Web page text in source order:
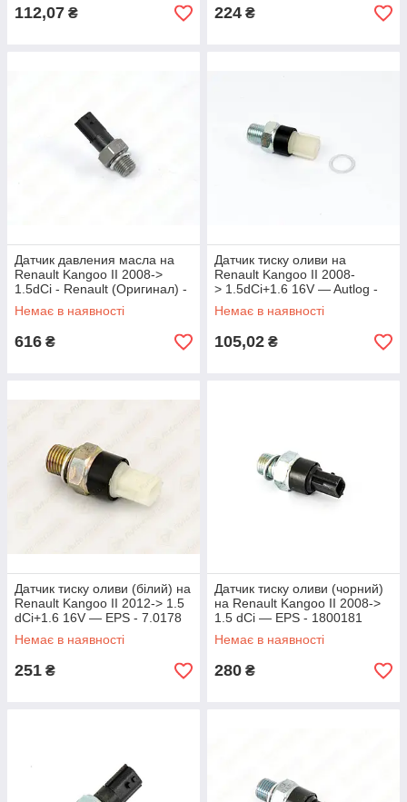
112,07 ₴ 224 ₴
Датчик давления масла на
Renault Kangoo II 2008->
1.5dCi - Renault (Оригинал) -
8200671275
Немає в наявності
616 ₴
Датчик тиску оливи на
Renault Kangoo II 2008-
> 1.5dCi+1.6 16V — Autlog -
AS2143
Немає в наявності
105,02 ₴
Датчик тиску оливи (білий) на
Renault Kangoo II 2012-> 1.5
dCi+1.6 16V — EPS - 7.0178
Немає в наявності
251 ₴
Датчик тиску оливи (чорний)
на Renault Kangoo II 2008->
1.5 dCi — EPS - 1800181
Немає в наявності
280 ₴